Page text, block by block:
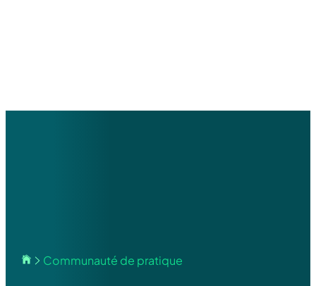
HomeCommunauté de pratique